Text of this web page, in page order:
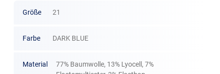
Größe 21
Farbe DARK BLUE
Material
77% Baumwolle, 13% Lyocell, 7%